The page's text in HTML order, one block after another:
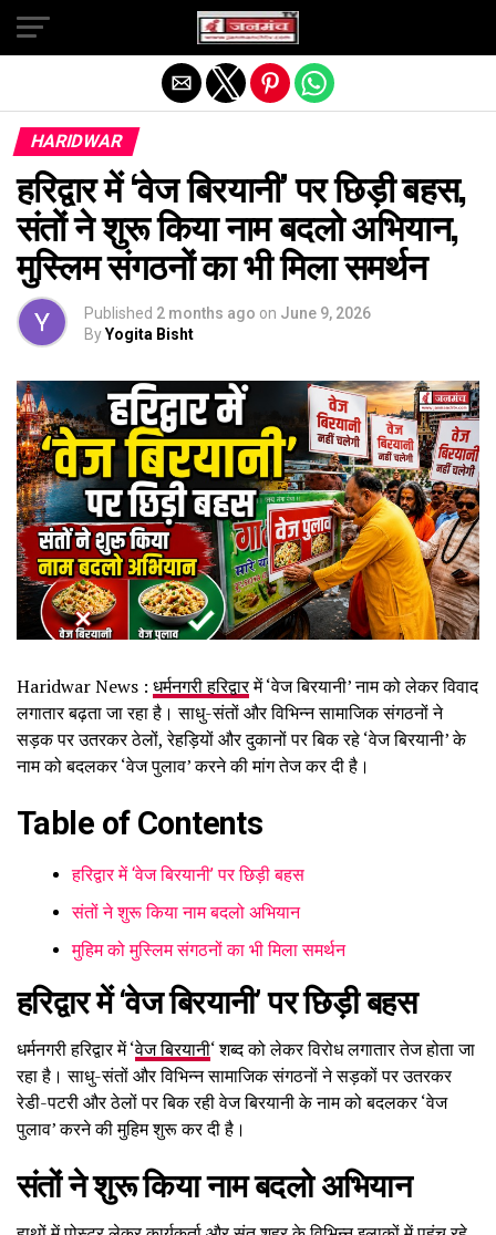
HARIDWAR
हरिद्वार में ‘वेज बिरयानी’ पर छिड़ी बहस,
संतों ने शुरू किया नाम बदलो अभियान,
मुस्लिम संगठनों का भी मिला समर्थन
Published 2 months ago on June 9, 2026
ByYogita Bisht
Haridwar News : धर्मनगरी हरिद्वारमें ‘वेज बिरयानी’ नाम को लेकर विवाद
लगातार बढ़ता जा रहा है। साधु-संतों और विभिन्न सामाजिक संगठनों ने
सड़क पर उतरकर ठेलों, रेहड़ियों और दुकानों पर बिक रहे ‘वेज बिरयानी’ के
नाम को बदलकर ‘वेज पुलाव’ करने की मांग तेज कर दी है।
Table of Contents
हरिद्वार में ‘वेज बिरयानी’ पर छिड़ी बहस
संतों ने शुरू किया नाम बदलो अभियान
मुहिम को मुस्लिम संगठनों का भी मिला समर्थन
हरिद्वार में ‘वेज बिरयानी’ पर छिड़ी बहस
धर्मनगरी हरिद्वार में ‘वेज बिरयानी‘ शब्द को लेकर विरोध लगातार तेज होता जा
रहा है। साधु-संतों और विभिन्न सामाजिक संगठनों ने सड़कों पर उतरकर
रेडी-पटरी और ठेलों पर बिक रही वेज बिरयानी के नाम को बदलकर ‘वेज
पुलाव’ करने की मुहिम शुरू कर दी है।
संतों ने शुरू किया नाम बदलो अभियान
Exit mobile version